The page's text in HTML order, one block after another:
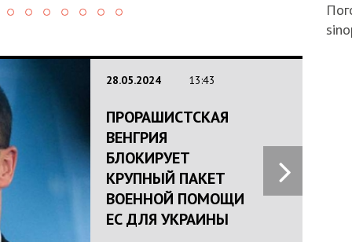
28.05.2024 13:43
ПРОРАШИСТСКАЯ
ВЕНГРИЯ
БЛОКИРУЕТ
КРУПНЫЙ ПАКЕТ
ВОЕННОЙ ПОМОЩИ
ЕС ДЛЯ УКРАИНЫ